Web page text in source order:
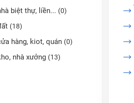
biệt thự, liền... (0)
(18)
hàng, kiot, quán (0)
nhà xưởng (13)